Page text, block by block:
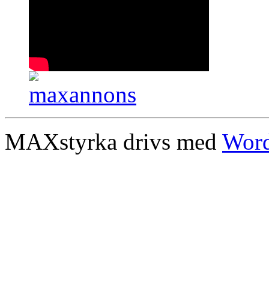
MAXstyrka drivs med